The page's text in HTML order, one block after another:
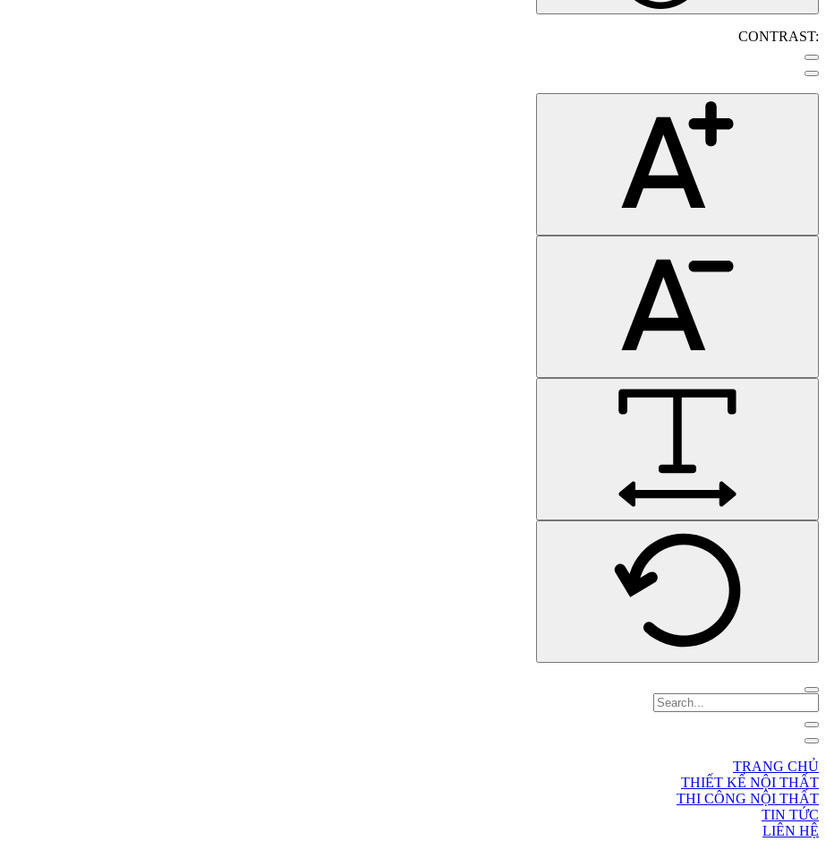
CONTRAST:
TRANG CHỦ
THIẾT KẾ NỘI THẤT
THI CÔNG NỘI THẤT
TIN TỨC
LIÊN HỆ